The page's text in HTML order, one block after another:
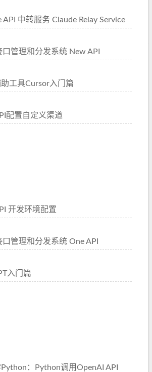
API 中转服务 Claude Relay Service
口管理和分发系统 New API
工具Cursor入门篇
配置自定义渠道
开发环境配置
口管理和分发系统 One API
入门篇
：Python调用OpenAI API